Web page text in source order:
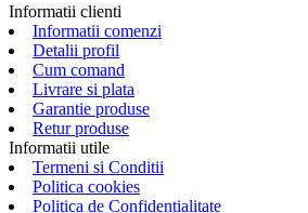
Informatii clienti
Informatii comenzi
Detalii profil
Cum comand
Livrare si plata
Garantie produse
Retur produse
Informatii utile
Termeni si Conditii
Politica cookies
Politica de Confidentialitate